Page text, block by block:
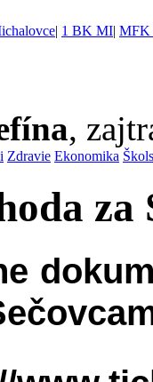
| 1 BK MI| MFK
,
Zdravie Ekonomika
za